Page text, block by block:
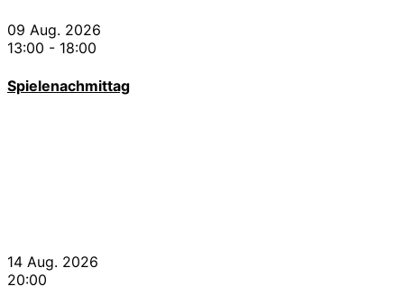
09 Aug. 2026
13:00 - 18:00
Spielenachmittag
14 Aug. 2026
20:00